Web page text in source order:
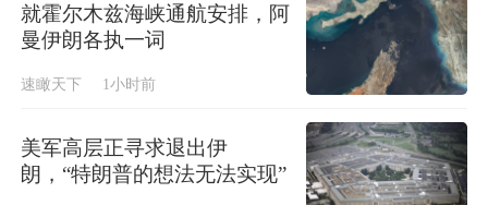
就霍尔木兹海峡通航安排，阿
曼伊朗各执一词
速瞰天下 1小时前
美军高层正寻求退出伊
朗，“特朗普的想法无法实现”